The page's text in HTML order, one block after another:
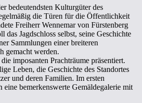
bedeutendsten Kulturgüter des
die Türen für die Öffentlichkeit
Freiherr Wennemar von Fürstenberg
Jagdschloss selbst, seine Geschichte
Sammlungen einer breiteren
gemacht werden.
imposanten Prachträume präsentiert.
Leben, die Geschichte des Standortes
und deren Familien. Im ersten
eine bemerkenswerte Gemäldegalerie mit